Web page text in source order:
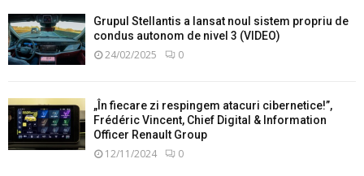
Grupul Stellantis a lansat noul sistem propriu de
condus autonom de nivel 3 (VIDEO)
24/02/2025 0
„În fiecare zi respingem atacuri cibernetice!”,
Frédéric Vincent, Chief Digital & Information
Officer Renault Group
12/11/2024 0